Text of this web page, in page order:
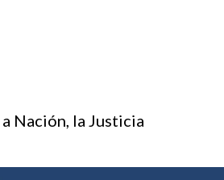
Nación, la Justicia